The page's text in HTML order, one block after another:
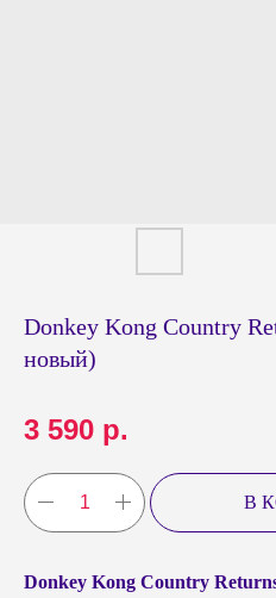
Donkey Kong Country
новый)
3 590 р.
В
Donkey Kong Country